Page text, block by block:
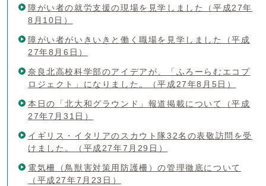
障がい者の就労支援の現場を見学しました（平成27年
8月10日）
障がい者がいきいきと働く職場を見学しました（平成
27年8月6日）
奈良北高校科学部のアイデアが、「ふろーらむエコプ
ロジェクト」になりました。（平成27年8月5日）
本日の「北大和グラウンド」報道掲載について（平成
27年7月31日）
イギリス・イタリアのスカウト隊32名の表敬訪問を受
けました。（平成27年7月29日）
電気柵（鳥獣害対策用防護柵）の管理徹底について
（平成27年7月23日）